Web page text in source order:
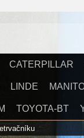
CATERPILLAR
LINDE
TOYOTA-BT